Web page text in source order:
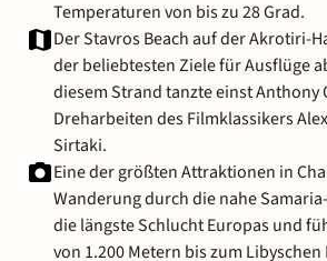
Temperaturen von bis zu 28 Grad.
Der Stavros Beach auf der Akrotiri-
der beliebtesten Ziele für Ausflüge
diesem Strand tanzte einst Anthony
Dreharbeiten des Filmklassikers
Sirtaki.
Eine der größten Attraktionen in
Wanderung durch die nahe
die längste Schlucht Europas und
von 1.200 Metern bis zum Libyschen